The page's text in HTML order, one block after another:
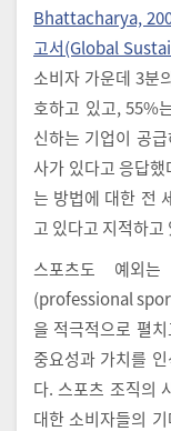
Bhattacharya,
고서(Global
소비자 가운데 3분
호하고 있고, 55%
신하는 기업이 공
사가 있다고 응답
는 방법에 대한 전
고 있다고 지적하고
스포츠도 예외
(professional
을 적극적으로 펼
중요성과 가치를
다. 스포츠 조직의
대한 소비자들의